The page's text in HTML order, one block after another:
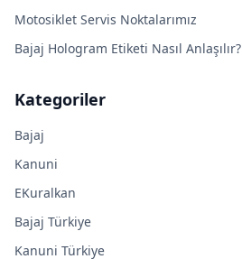
Motosiklet Servis Noktalarımız
Bajaj Hologram Etiketi Nasıl Anlaşılır?
Kategoriler
Bajaj
Kanuni
EKuralkan
Bajaj Türkiye
Kanuni Türkiye